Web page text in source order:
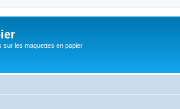
sur les maquettes en papier